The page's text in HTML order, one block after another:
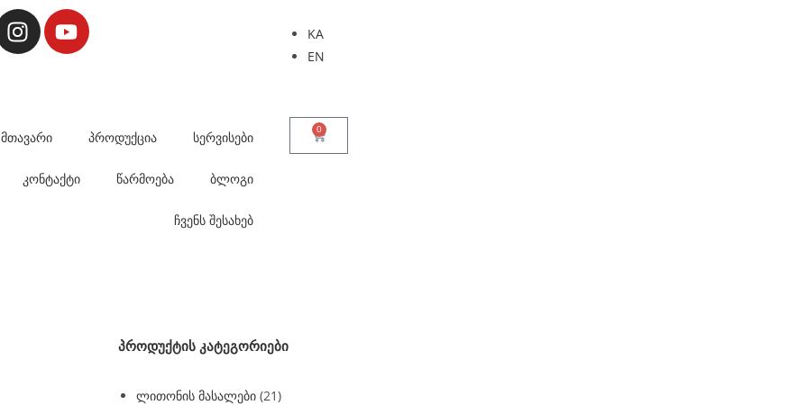
KA
EN
მთავარი პროდუქცია სერვისები
კონტაქტი წარმოება ბლოგი
ჩვენს შესახებ
0
პროდუქტის კატეგორიები
ლითონის მასალები (21)